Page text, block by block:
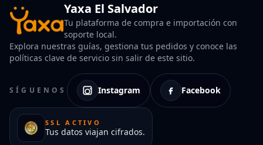
Yaxa El Salvador
Tu plataforma de compra e importación con
soporte local.
Explora nuestras guías, gestiona tus pedidos y conoce las
políticas clave de servicio sin salir de este sitio.
SÍGUENOS Instagram Facebook
SSL ACTIVO
Tus datos viajan cifrados.